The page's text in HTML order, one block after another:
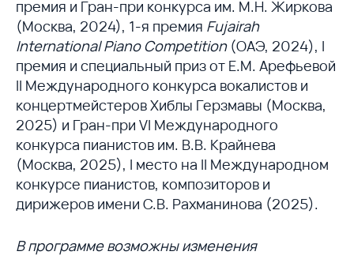
премия и Гран-при конкурса им. М.Н. Жиркова
(Москва, 2024), 1-я премия Fujairah
International Piano Competition(ОАЭ, 2024), I
премия и специальный приз от Е.М. Арефьевой
II Международного конкурса вокалистов и
концертмейстеров Хиблы Герзмавы (Москва,
2025) и Гран-при VI Международного
конкурса пианистов им. В.В. Крайнева
(Москва, 2025), I место на II Международном
конкурсе пианистов, композиторов и
дирижеров имени С.В. Рахманинова (2025).
В программе возможны изменения